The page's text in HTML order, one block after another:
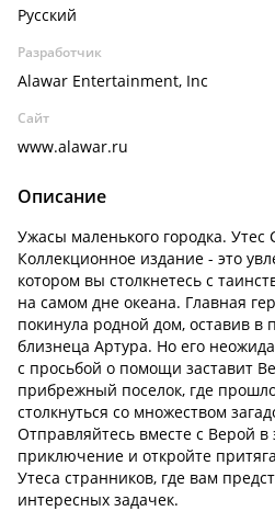
Русский
Разработчик
Alawar Entertainment, Inc
Сайт
www.alawar.ru
Описание
Ужасы маленького городка. Утес
Коллекционное издание - это
котором вы столкнетесь с
на самом дне океана. Главная
покинула родной дом, оставив в
близнеца Артура. Но его
с просьбой о помощи заставит
прибрежный поселок, где
столкнуться со множеством
Отправляйтесь вместе с Верой в
приключение и откройте
Утеса странников, где вам
интересных задачек.